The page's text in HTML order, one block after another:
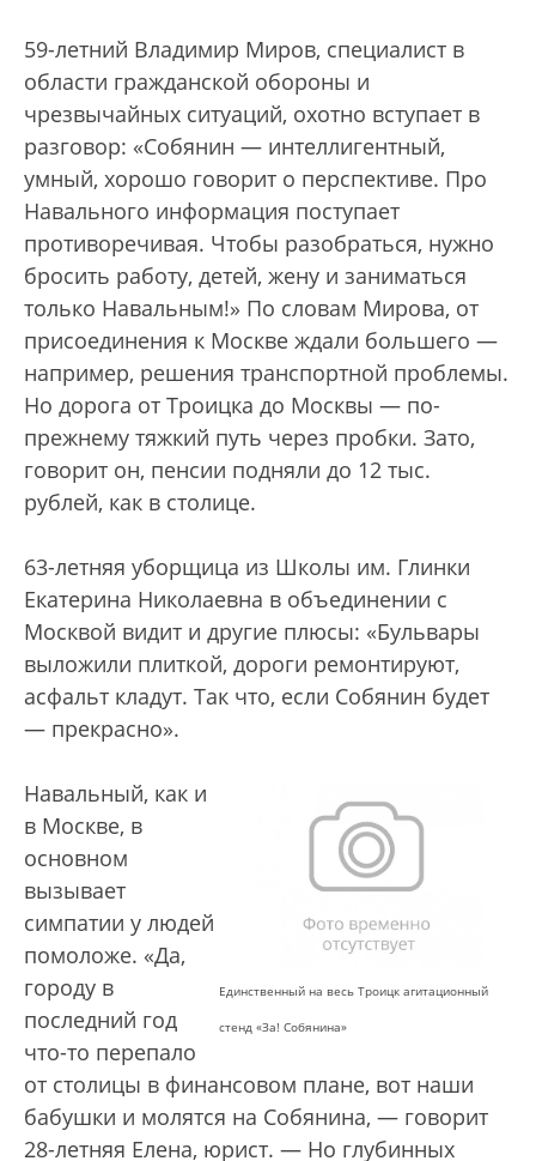
59-летний Владимир Миров, специалист в
области гражданской обороны и
чрезвычайных ситуаций, охотно вступает в
разговор: «Собянин — интеллигентный,
умный, хорошо говорит о перспективе. Про
Навального информация поступает
противоречивая. Чтобы разобраться, нужно
бросить работу, детей, жену и заниматься
только Навальным!» По словам Мирова, от
присоединения к Москве ждали большего —
например, решения транспортной проблемы.
Но дорога от Троицка до Москвы — по-
прежнему тяжкий путь через пробки. Зато,
говорит он, пенсии подняли до 12 тыс.
рублей, как в столице.
63-летняя уборщица из Школы им. Глинки
Екатерина Николаевна в объединении с
Москвой видит и другие плюсы: «Бульвары
выложили плиткой, дороги ремонтируют,
асфальт кладут. Так что, если Собянин будет
— прекрасно».
Единственный на весь Троицк агитационный
стенд «За! Собянина»
Навальный, как и
в Москве, в
основном
вызывает
симпатии у людей
помоложе. «Да,
городу в
последний год
что-то перепало
от столицы в финансовом плане, вот наши
бабушки и молятся на Собянина, — говорит
28-летняя Елена, юрист. — Но глубинных